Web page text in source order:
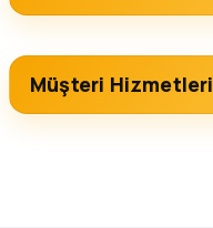
Müşteri Hizmetleri